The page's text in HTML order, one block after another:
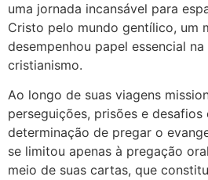
uma jornada incansável para
Cristo pelo mundo gentílico, um
desempenhou papel essencial
cristianismo.
Ao longo de suas viagens
perseguições, prisões e desafios
determinação de pregar o
se limitou apenas à pregação
meio de suas cartas, que